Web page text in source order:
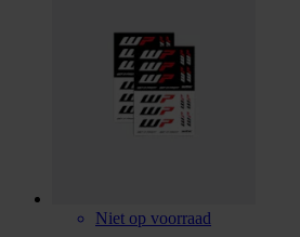
Niet op voorraad